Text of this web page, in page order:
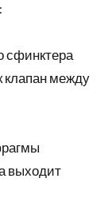
сфинктера
клапан между
выходит